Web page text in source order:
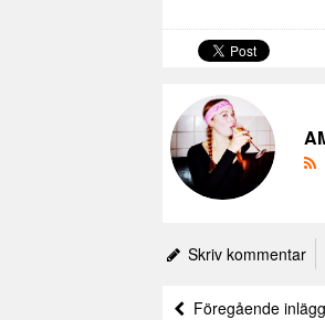
Skriv kommentar
Föregående inlägg